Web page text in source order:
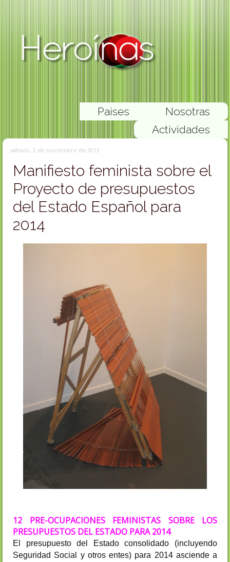
Nosotras
Paises
Actividades
sábado, 2 de noviembre de 2013
Manifiesto feminista sobre el
Proyecto de presupuestos
del Estado Español para
2014
12 PRE-OCUPACIONES FEMINISTAS SOBRE LOS
PRESUPUESTOS DEL ESTADO PARA 2014
El presupuesto del Estado consolidado (incluyendo
Seguridad Social y otros entes) para 2014 asciende a